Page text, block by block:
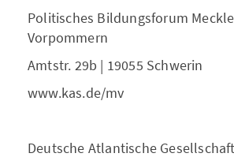
Politisches Bildungsforum
Vorpommern
Amtstr. 29b | 19055 Schwerin
www.kas.de/mv
Deutsche Atlantische Gesellschaft